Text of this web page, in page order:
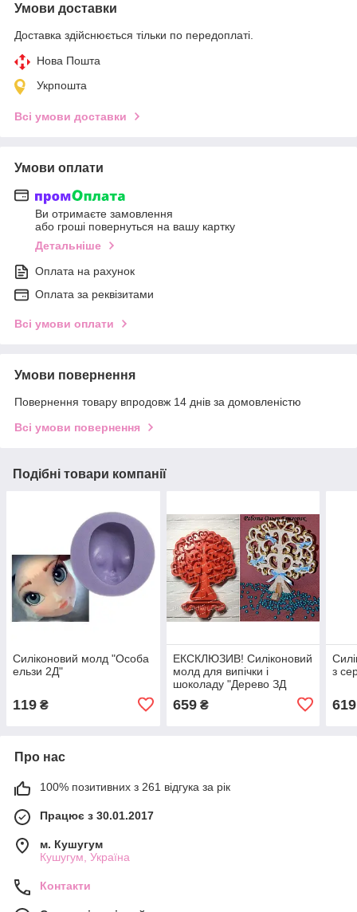
Умови доставки
Доставка здійснюється тільки по передоплаті.
Нова Пошта
Укрпошта
Всі умови доставки
Умови оплати
Ви отримаєте замовлення
або гроші повернуться на вашу картку
Детальніше
Оплата на рахунок
Оплата за реквізитами
Всі умови оплати
Умови повернення
Повернення товару впродовж 14 днів за домовленістю
Всі умови повернення
Подібні товари компанії
Силіконовий молд "Особа
ельзи 2Д"
119 ₴
ЕКСКЛЮЗИВ! Силіконовий
молд для випічки і
шоколаду "Дерево ЗД
659₴
з
619
Про нас
100% позитивних з 261 відгука за рік
Працює з 30.01.2017
м. Кушугум
Кушугум, Україна
Контакти